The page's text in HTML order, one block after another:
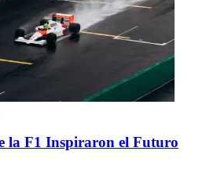
la F1 Inspiraron el Futuro